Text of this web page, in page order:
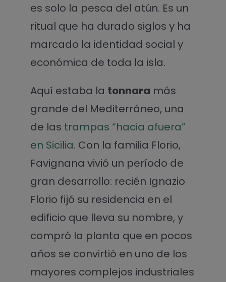
es solo la pesca del atún. Es un
ritual que ha durado siglos y ha
marcado la identidad social y
económica de toda la isla.
Aquí estaba la tonnara más
grande del Mediterráneo, una
de las trampas “hacia afuera”
en Sicilia. Con la familia Florio,
Favignana vivió un período de
gran desarrollo: recién Ignazio
Florio fijó su residencia en el
edificio que lleva su nombre, y
compró la planta que en pocos
años se convirtió en uno de los
mayores complejos industriales